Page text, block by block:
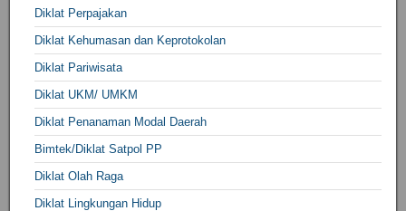
Diklat Perpajakan
Diklat Kehumasan dan Keprotokolan
Diklat Pariwisata
Diklat UKM/ UMKM
Diklat Penanaman Modal Daerah
Bimtek/Diklat Satpol PP
Diklat Olah Raga
Diklat Lingkungan Hidup